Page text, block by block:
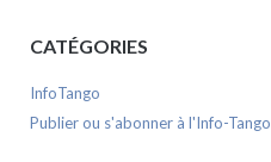
CATÉGORIES
InfoTango
Publier ou s'abonner à l'Info-Tango